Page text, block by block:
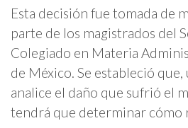
Esta decisión fue tomada de
parte de los magistrados del
Colegiado en Materia
de México. Se estableció que,
analice el daño que sufrió el
tendrá que determinar cómo